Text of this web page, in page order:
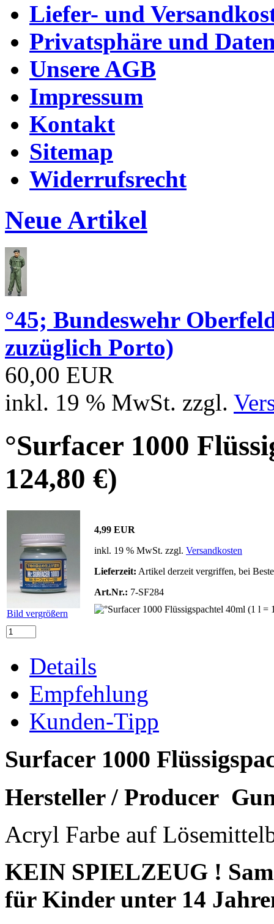
Liefer- und
Privatsphäre und
Unsere AGB
Impressum
Kontakt
Sitemap
Widerrufsrecht
Neue Artikel
°45; Bundeswehr
zuzüglich Porto)
60,00 EUR
inkl. 19 % MwSt. zzgl.
°Surfacer 1000
124,80 €)
Bild vergrößern
4,99 EUR
inkl. 19 % MwSt. zzgl. Versandkosten
Lieferzeit: Artikel derzeit vergriffen, bei
Art.Nr.: 7-SF284
Details
Empfehlung
Kunden-Tipp
Surfacer 1000
Hersteller / Producer
Acryl Farbe auf
KEIN SPIELZEUG !
für Kinder unter 14